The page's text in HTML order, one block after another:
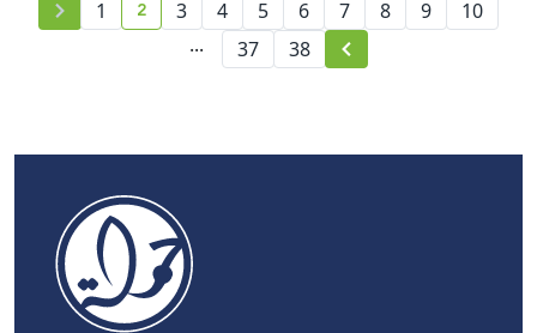
للأمم المتحدة (الدورة 61)
1 current page number
2 3 4 5 6 7 8 9
10
...
37 38